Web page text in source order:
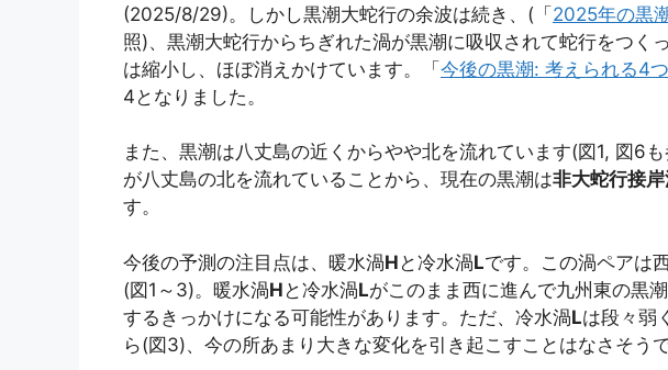
(2025/8/29)。しかし黒潮大蛇行の余波は続き、(「2025年の黒
照)、黒潮大蛇行からちぎれた渦が黒潮に吸収されて蛇行をつく
は縮小し、ほぼ消えかけています。「今後の黒潮: 考えられる4
4となりました。
また、黒潮は八丈島の近くからやや北を流れています(図1, 図6
が八丈島の北を流れていることから、現在の黒潮は非大蛇行接
す。
今後の予測の注目点は、暖水渦H と冷水渦Lです。この渦ペアは
(図1～3)。暖水渦H と冷水渦Lがこのまま西に進んで九州東の黒
するきっかけになる可能性があります。ただ、冷水渦Lは段々弱
ら(図3)、今の所あまり大きな変化を引き起こすことはなさそうで